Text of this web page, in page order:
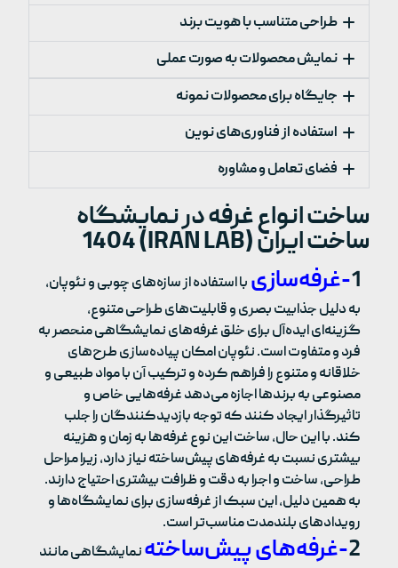
طراحی متناسب با هویت برند
نمایش محصولات به صورت عملی
جایگاه برای محصولات نمونه
استفاده از فناوری‌های نوین
فضای تعامل و مشاوره
ساخت انواع غرفه در نمایشگاه
ساخت ایران (IRAN LAB) 1404
1-غرفه‌سازی با استفاده از سازه‌های چوبی و نئوپان،
به دلیل جذابیت بصری و قابلیت‌های طراحی متنوع،
گزینه‌ای ایده‌آل برای خلق غرفه‌های نمایشگاهی منحصر به
فرد و متفاوت است. نئوپان امکان پیاده‌سازی طرح‌های
خلاقانه و متنوع را فراهم کرده و ترکیب آن با مواد طبیعی و
مصنوعی به برندها اجازه می‌دهد غرفه‌هایی خاص و
تاثیرگذار ایجاد کنند که توجه بازدیدکنندگان را جلب
کند. با این حال، ساخت این نوع غرفه‌ها به زمان و هزینه
بیشتری نسبت به غرفه‌های پیش‌ساخته نیاز دارد، زیرا مراحل
طراحی، ساخت و اجرا به دقت و ظرافت بیشتری احتیاج دارند.
به همین دلیل، این سبک از غرفه‌سازی برای نمایشگاه‌ها و
رویدادهای بلندمدت مناسب‌تر است.
2-غرفه‌های پیش‌ساختهنمایشگاهی مانند